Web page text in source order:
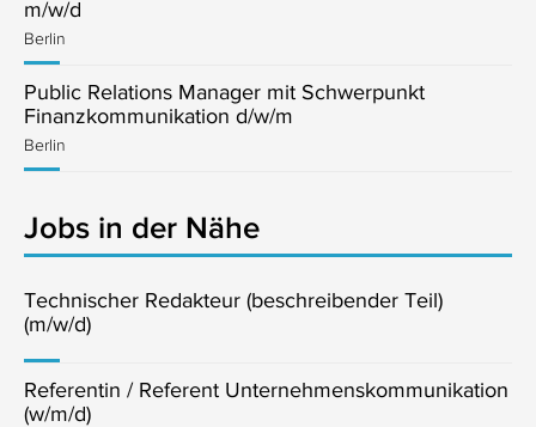
m/w/d
Berlin
Public Relations Manager mit Schwerpunkt
Finanzkommunikation d/w/m
Berlin
Jobs in der Nähe
Technischer Redakteur (beschreibender Teil)
(m/w/d)
Referentin / Referent Unternehmenskommunikation
(w/m/d)